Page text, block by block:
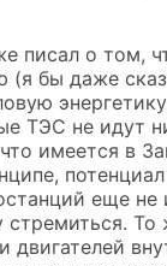
писал о том,
(я бы даже
ТЭС не идут
имеется в
потенциал
еще не
стремиться. То
двигателей